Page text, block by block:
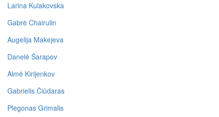
Larina Kulakovska
Gabrė Chairulin
Augelija Makejeva
Danelė Šarapov
Almė Kirijenkov
Gabrielis Čiūdaras
Plegonas Grimalis